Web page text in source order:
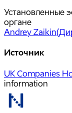
Установленные
органе
Andrey Zaikin(
Источник
UK Companies
information